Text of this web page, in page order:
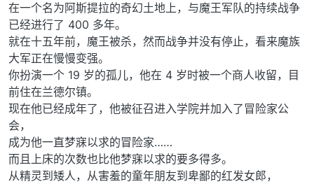
在一个名为阿斯提拉的奇幻土地上，与魔王军队的持续战争
已经进行了 400 多年。
就在十五年前，魔王被杀，然而战争并没有停止，看来魔族
大军正在慢慢变强。
你扮演一个 19 岁的孤儿，他在 4 岁时被一个商人收留，目
前住在兰德尔镇。
现在他已经成年了，他被征召进入学院并加入了冒险家公
会，
成为他一直梦寐以求的冒险家……
而且上床的次数也比他梦寐以求的要多得多。
从精灵到矮人，从害羞的童年朋友到卑鄙的红发女郎，